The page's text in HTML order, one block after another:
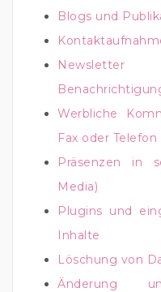
Blogs und
Werbliche
Fax oder Telefon
Präsenzen in
Media)
Plugins und
Inhalte
Löschung von
Änderung